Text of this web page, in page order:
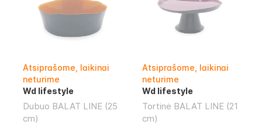
Atsiprašome, laikinai
neturime
Wd lifestyle
Dubuo BALAT LINE (25
cm)
Atsiprašome, laikinai
neturime
Wd lifestyle
Tortinė BALAT LINE (21
cm)